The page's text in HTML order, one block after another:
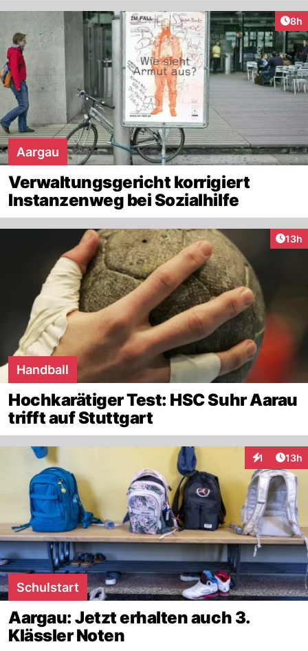
8h
Aargau
Verwaltungsgericht korrigiert
Instanzenweg bei Sozialhilfe
13h
Handball
Hochkarätiger Test: HSC Suhr Aarau
trifft auf Stuttgart
1 13h
Schulstart
Aargau: Jetzt erhalten auch 3.
Klässler Noten